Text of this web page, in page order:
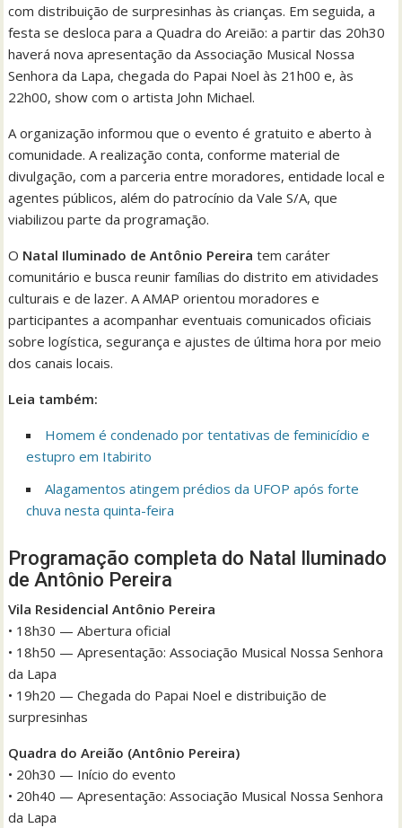
com distribuição de surpresinhas às crianças. Em seguida, a
festa se desloca para a Quadra do Areião: a partir das 20h30
haverá nova apresentação da Associação Musical Nossa
Senhora da Lapa, chegada do Papai Noel às 21h00 e, às
22h00, show com o artista John Michael.
A organização informou que o evento é gratuito e aberto à
comunidade. A realização conta, conforme material de
divulgação, com a parceria entre moradores, entidade local e
agentes públicos, além do patrocínio da Vale S/A, que
viabilizou parte da programação.
O Natal Iluminado de Antônio Pereira tem caráter
comunitário e busca reunir famílias do distrito em atividades
culturais e de lazer. A AMAP orientou moradores e
participantes a acompanhar eventuais comunicados oficiais
sobre logística, segurança e ajustes de última hora por meio
dos canais locais.
Leia também:
Homem é condenado por tentativas de feminicídio e
estupro em Itabirito
Alagamentos atingem prédios da UFOP após forte
chuva nesta quinta-feira
Programação completa do Natal Iluminado
de Antônio Pereira
Vila Residencial Antônio Pereira
• 18h30 — Abertura oficial
• 18h50 — Apresentação: Associação Musical Nossa Senhora
da Lapa
• 19h20 — Chegada do Papai Noel e distribuição de
surpresinhas
Quadra do Areião (Antônio Pereira)
• 20h30 — Início do evento
• 20h40 — Apresentação: Associação Musical Nossa Senhora
da Lapa